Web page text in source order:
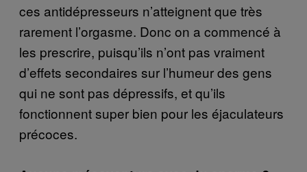
ces antidépresseurs n’atteignent que très
rarement l’orgasme. Donc on a commencé à
les prescrire, puisqu’ils n’ont pas vraiment
d’effets secondaires sur l’humeur des gens
qui ne sont pas dépressifs, et qu’ils
fonctionnent super bien pour les éjaculateurs
précoces.